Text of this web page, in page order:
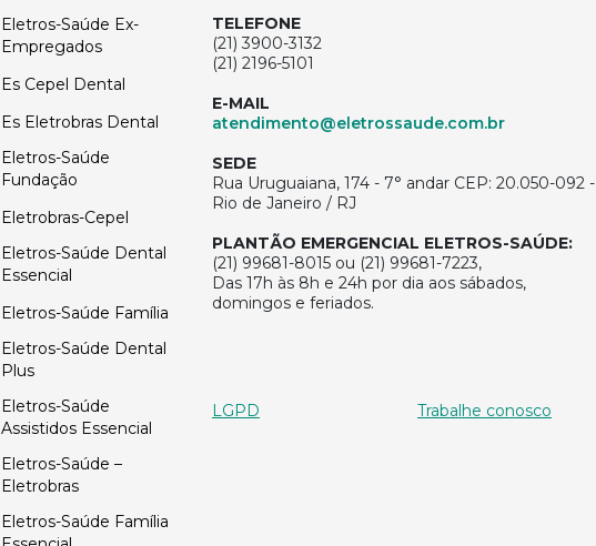
Eletros-Saúde Ex-
Empregados
Es Cepel Dental
Es Eletrobras Dental
Eletros-Saúde
Fundação
Eletrobras-Cepel
Eletros-Saúde Dental
Essencial
Eletros-Saúde Família
Eletros-Saúde Dental
Plus
Eletros-Saúde
Assistidos Essencial
Eletros-Saúde –
Eletrobras
Eletros-Saúde Família
TELEFONE
(21) 3900-3132
(21) 2196-5101
E-MAIL
atendimento@eletrossaude.com.br
SEDE
Rua Uruguaiana, 174 - 7° andar CEP: 20.050-092 -
Rio de Janeiro / RJ
PLANTÃO EMERGENCIAL ELETROS-SAÚDE:
(21) 99681-8015 ou (21) 99681-7223,
Das 17h às 8h e 24h por dia aos sábados,
domingos e feriados.
LGPD Trabalhe conosco